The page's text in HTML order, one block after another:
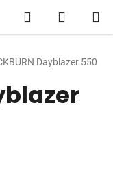
Hledat
KOŠÍK
Dayblazer 550